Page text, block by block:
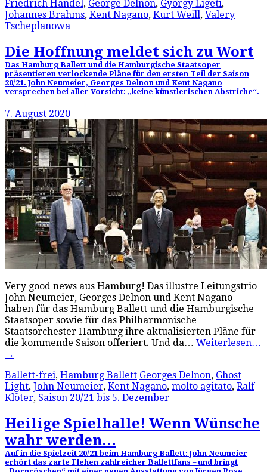
Friedrich Händel, George Delnon, György Ligeti,
Johannes Brahms, Kent Nagano, Kurt Weill, Valery
Tscheplanowa
Die Hoffnung meldet sich zu Wort
Das Hamburg Ballett und die Hamburgische Staatsoper
präsentieren verlockende Pläne für den ersten Teil der Saison
20/21. John Neumeier, Georges Delnon und Kent Nagano
versprechen bei aller Vorsicht: „keine künstlerischen Abstriche“.
7. August 2020
Very good news aus Hamburg! Das illustre Leitungstrio
John Neumeier, Georges Delnon und Kent Nagano
haben für das Hamburg Ballett und die Hamburgische
Staatsoper sowie für das Philharmonische
Staatsorchester Hamburg ihre aktualisierten Pläne für
die kommende Saison offeriert. Und da… Weiterlesen…
→
Ballett-frei, Hamburg Ballett Georges Delnon, Ghost
Light, John Neumeier, Kent Nagano, molto agitato, Ralf
Klöter, Saison 20/21 bis 5. Dezember
Heilige Spielhalle! Wenn Wünsche
wahr werden…
Auf in die Spielzeit 20/21 beim Hamburg Ballett: John Neumeier
erhört das zarte Flehen zahlreicher Ballettfans – und bringt